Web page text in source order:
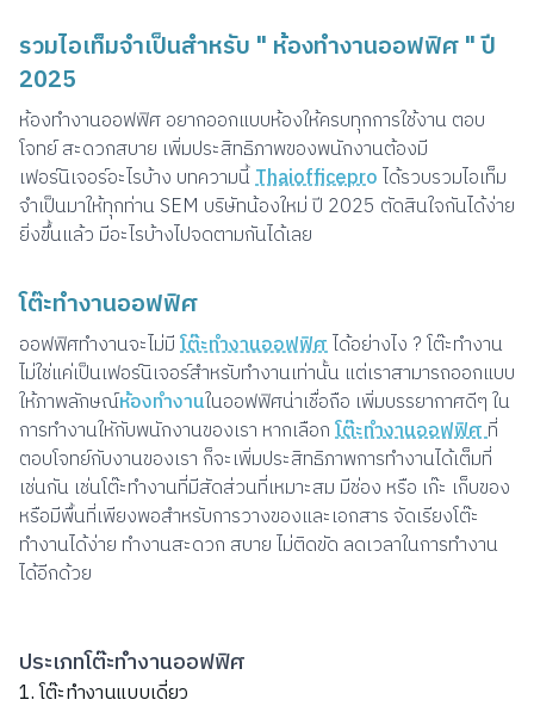
รวมไอเท็มจำเป็นสำหรับ " ห้องทำงานออฟฟิศ " ปี
2025
ห้องทำงานออฟฟิศ อยากออกแบบห้องให้ครบทุกการใช้งาน ตอบ
โจทย์ สะดวกสบาย เพิ่มประสิทธิภาพของพนักงานต้องมี
เฟอร์นิเจอร์อะไรบ้าง บทความนี้Thaiofficeproได้รวบรวมไอเท็ม
จำเป็นมาให้ทุกท่าน SEM บริษัทน้องใหม่ ปี 2025 ตัดสินใจกันได้ง่าย
ยิ่งขึ้นแล้ว มีอะไรบ้างไปจดตามกันได้เลย
โต๊ะทำงานออฟฟิศ
ออฟฟิศทำงานจะไม่มีโต๊ะทำงานออฟฟิศได้อย่างไง ? โต๊ะทำงาน
ไม่ใช่แค่เป็นเฟอร์นิเจอร์สำหรับทำงานเท่านั้น แต่เราสามารถออกแบบ
ให้ภาพลักษณ์ห้องทำงานในออฟฟิศน่าเชื่อถือ เพิ่มบรรยากาศดีๆ ใน
การทำงานใหักับพนักงานของเรา หากเลือกโต๊ะทำงานออฟฟิศที่
ตอบโจทย์กับงานของเรา ก็จะเพิ่มประสิทธิภาพการทำงานได้เต็มที่
เช่นกัน เช่นโต๊ะทำงานที่มีสัดส่วนที่เหมาะสม มีช่อง หรือ เก๊ะ เก็บของ
หรือมีพื้นที่เพียงพอสำหรับการวางของและเอกสาร จัดเรียงโต๊ะ
ทำงานได้ง่าย ทำงานสะดวก สบาย ไม่ติดขัด ลดเวลาในการทำงาน
ได้อีกด้วย
ประเภทโต๊ะทำงานออฟฟิศ
1. โต๊ะทำงานแบบเดี่ยว